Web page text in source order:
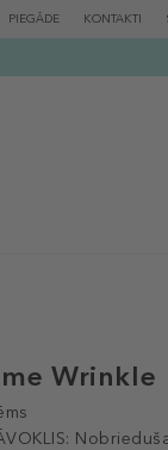
PIEGĀDE KONTAKTI
Wrinkle